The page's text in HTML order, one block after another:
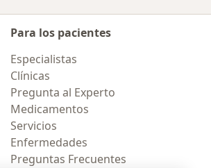
Para los pacientes
Especialistas
Clínicas
Pregunta al Experto
Medicamentos
Servicios
Enfermedades
Preguntas Frecuentes